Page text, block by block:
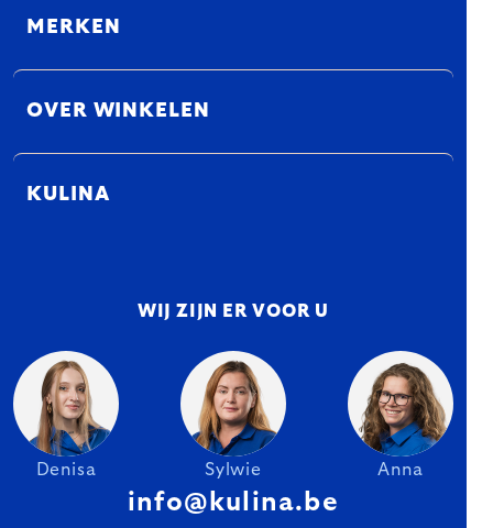
MERKEN
OVER WINKELEN
KULINA
WIJ ZIJN ER VOOR U
Denisa Sylwie Anna
info@kulina.be